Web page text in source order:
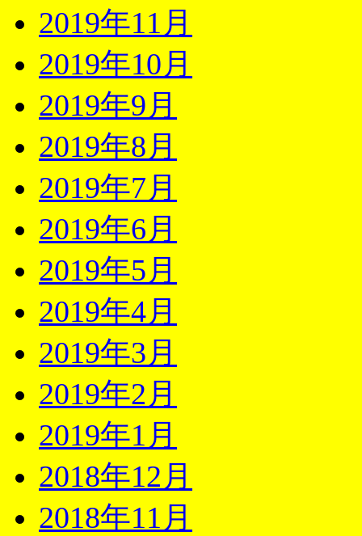
2019年11月
2019年10月
2019年9月
2019年8月
2019年7月
2019年6月
2019年5月
2019年4月
2019年3月
2019年2月
2019年1月
2018年12月
2018年11月